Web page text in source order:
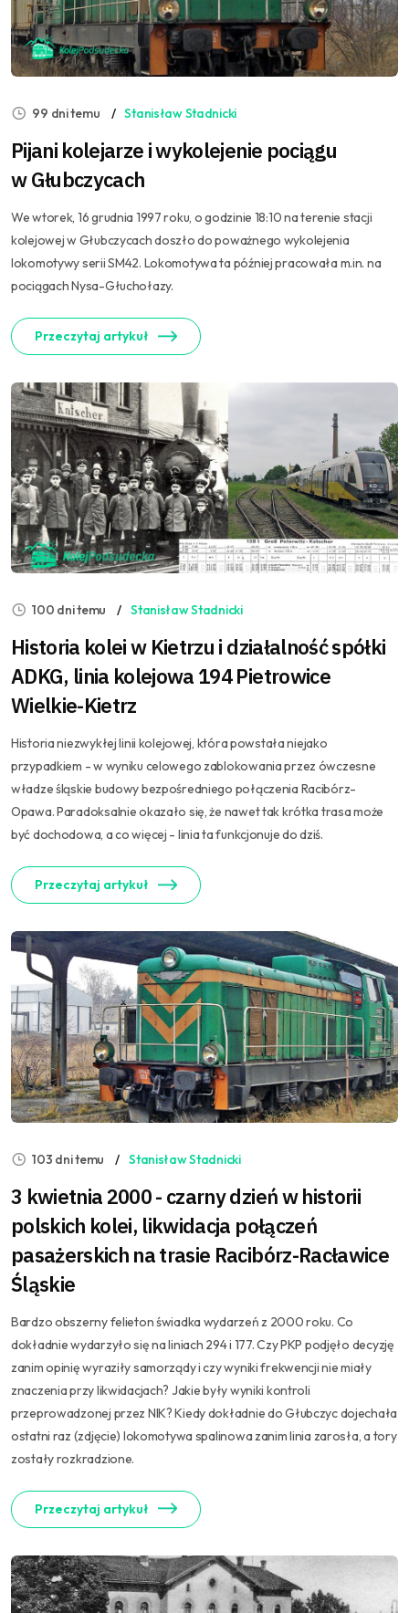
99 dni temu Stanisław Stadnicki
Pijani kolejarze i wykolejenie pociągu
w Głubczycach
We wtorek, 16 grudnia 1997 roku, o godzinie 18:10 na terenie stacji
kolejowej w Głubczycach doszło do poważnego wykolejenia
lokomotywy serii SM42. Lokomotywa ta później pracowała m.in. na
pociągach Nysa-Głuchołazy.
Przeczytaj artykuł
100 dni temu Stanisław Stadnicki
Historia kolei w Kietrzu i działalność spółki
ADKG, linia kolejowa 194 Pietrowice
Wielkie-Kietrz
Historia niezwykłej linii kolejowej, która powstała niejako
przypadkiem - w wyniku celowego zablokowania przez ówczesne
władze śląskie budowy bezpośredniego połączenia Racibórz-
Opawa. Paradoksalnie okazało się, że nawet tak krótka trasa może
być dochodowa, a co więcej - linia ta funkcjonuje do dziś.
Przeczytaj artykuł
103 dni temu Stanisław Stadnicki
3 kwietnia 2000 - czarny dzień w historii
polskich kolei, likwidacja połączeń
pasażerskich na trasie Racibórz-Racławice
Śląskie
Bardzo obszerny felieton świadka wydarzeń z 2000 roku. Co
dokładnie wydarzyło się na liniach 294 i 177. Czy PKP podjęło decyzję
zanim opinię wyraziły samorządy i czy wyniki frekwencji nie miały
znaczenia przy likwidacjach? Jakie były wyniki kontroli
przeprowadzonej przez NIK? Kiedy dokładnie do Głubczyc dojechała
ostatni raz (zdjęcie) lokomotywa spalinowa zanim linia zarosła, a tory
zostały rozkradzione.
Przeczytaj artykuł